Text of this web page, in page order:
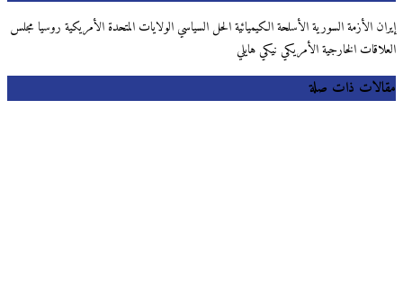
إيران الأزمة السورية الأسلحة الكيميائية الحل السياسي الولايات المتحدة الأمريكية روسيا مجلس
العلاقات الخارجية الأمريكي نيكي هايلي
مقالات ذات صلة